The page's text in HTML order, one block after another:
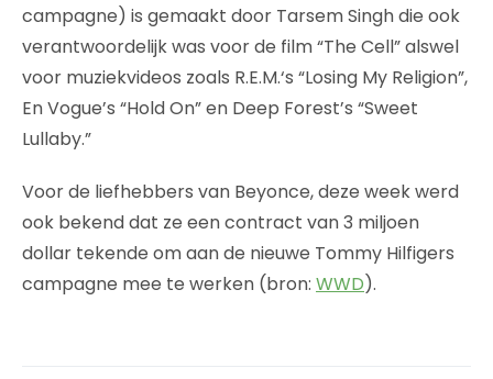
campagne) is gemaakt door Tarsem Singh die ook
verantwoordelijk was voor de film “The Cell” alswel
voor muziekvideos zoals R.E.M.‘s “Losing My Religion”,
En Vogue’s “Hold On” en Deep Forest’s “Sweet
Lullaby.”
Voor de liefhebbers van Beyonce, deze week werd
ook bekend dat ze een contract van 3 miljoen
dollar tekende om aan de nieuwe Tommy Hilfigers
campagne mee te werken (bron: WWD).